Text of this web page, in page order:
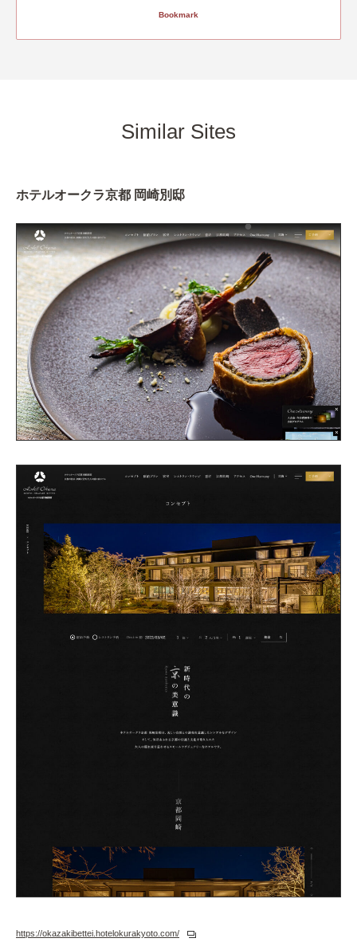
Bookmark
Similar Sites
ホテルオークラ京都 岡崎別邸
https://okazakibettei.hotelokurakyoto.com/